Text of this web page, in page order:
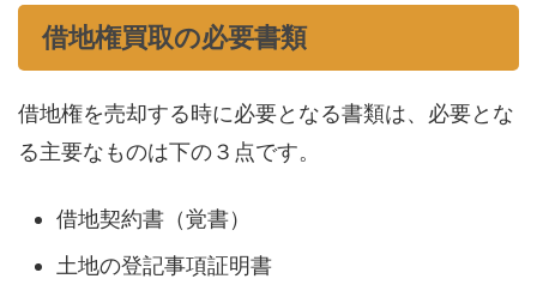
借地権買取の必要書類
借地権を売却する時に必要となる書類は、必要とな
る主要なものは下の３点です。
借地契約書（覚書）
土地の登記事項証明書